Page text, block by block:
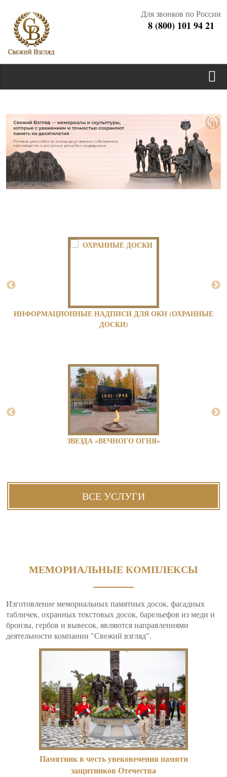
Для звонков по России
8 (800) 101 94 21
ИЗГОТОВЛЕНИЕ ПАМЯТНИКОВ ВОВ
СУВЕНИРЫ И МИНИАТЮРЫ
ВСЕ УСЛУГИ
МЕМОРИАЛЬНЫЕ КОМПЛЕКСЫ
Изготовление мемориальных памятных досок, фасадных
табличек, охранных текстовых досок, барельефов из меди и
бронзы, гербов и вывесок, являются направлениями
деятельности компании "Свежий взгляд".
Памятник в честь увековечения памяти
защитников Отечества